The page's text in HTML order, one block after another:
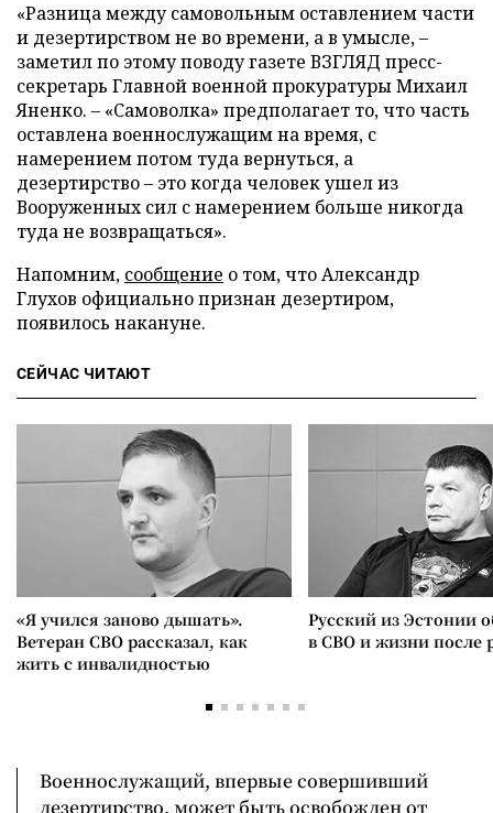
«Разница между самовольным оставлением части
и дезертирством не во времени, а в умысле, –
заметил по этому поводу газете ВЗГЛЯД пресс-
секретарь Главной военной прокуратуры Михаил
Яненко. – «Самоволка» предполагает то, что часть
оставлена военнослужащим на время, с
намерением потом туда вернуться, а
дезертирство – это когда человек ушел из
Вооруженных сил с намерением больше никогда
туда не возвращаться».
Напомним, сообщение о том, что Александр
Глухов официально признан дезертиром,
появилось накануне.
СЕЙЧАС ЧИТАЮТ
«Я учился заново дышать».
Ветеран СВО рассказал, как
жить с инвалидностью
Русский из Эстонии
в СВО и жизни после
Военнослужащий, впервые совершивший
дезертирство, может быть освобожден от